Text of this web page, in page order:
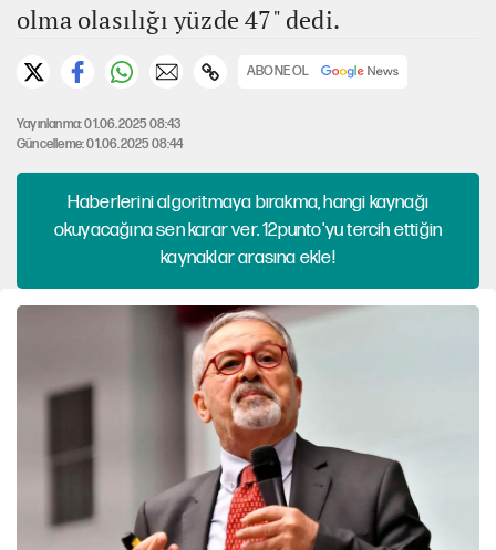
olma olasılığı yüzde 47" dedi.
ABONE OL
Yayınlanma: 01.06.2025 08:43
Güncelleme: 01.06.2025 08:44
Haberlerini algoritmaya bırakma, hangi kaynağı
okuyacağına sen karar ver. 12punto'yu tercih ettiğin
kaynaklar arasına ekle!